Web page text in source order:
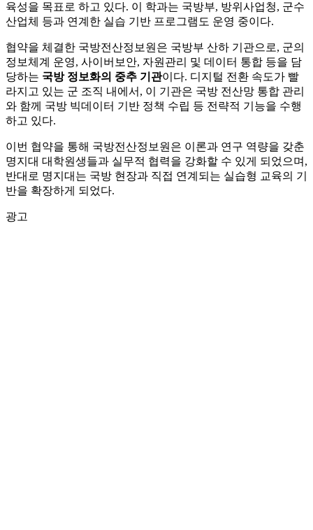
육성을 목표로 하고 있다. 이 학과는 국방부, 방위사업청, 군수
산업체 등과 연계한 실습 기반 프로그램도 운영 중이다.
협약을 체결한 국방전산정보원은 국방부 산하 기관으로, 군의
정보체계 운영, 사이버보안, 자원관리 및 데이터 통합 등을 담
당하는 국방 정보화의 중추 기관이다. 디지털 전환 속도가 빨
라지고 있는 군 조직 내에서, 이 기관은 국방 전산망 통합 관리
와 함께 국방 빅데이터 기반 정책 수립 등 전략적 기능을 수행
하고 있다.
이번 협약을 통해 국방전산정보원은 이론과 연구 역량을 갖춘
명지대 대학원생들과 실무적 협력을 강화할 수 있게 되었으며,
반대로 명지대는 국방 현장과 직접 연계되는 실습형 교육의 기
반을 확장하게 되었다.
광고